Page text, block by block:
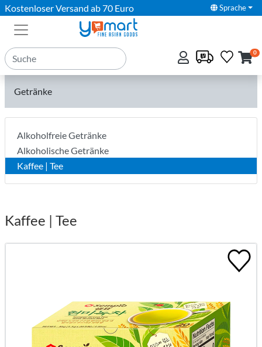
Kostenloser Versand ab 70 Euro Sprache
0
Getränke
Alkoholfreie Getränke
Alkoholische Getränke
Kaffee | Tee
Kaffee | Tee